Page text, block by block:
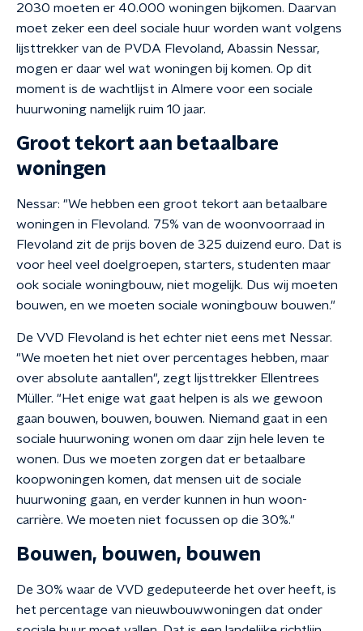
2030 moeten er 40.000 woningen bijkomen. Daarvan
moet zeker een deel sociale huur worden want volgens
lijsttrekker van de PVDA Flevoland, Abassin Nessar,
mogen er daar wel wat woningen bij komen. Op dit
moment is de wachtlijst in Almere voor een sociale
huurwoning namelijk ruim 10 jaar.
Groot tekort aan betaalbare
woningen
Nessar: "We hebben een groot tekort aan betaalbare
woningen in Flevoland. 75% van de woonvoorraad in
Flevoland zit de prijs boven de 325 duizend euro. Dat is
voor heel veel doelgroepen, starters, studenten maar
ook sociale woningbouw, niet mogelijk. Dus wij moeten
bouwen, en we moeten sociale woningbouw bouwen."
De VVD Flevoland is het echter niet eens met Nessar.
"We moeten het niet over percentages hebben, maar
over absolute aantallen", zegt lijsttrekker Ellentrees
Müller. "Het enige wat gaat helpen is als we gewoon
gaan bouwen, bouwen, bouwen. Niemand gaat in een
sociale huurwoning wonen om daar zijn hele leven te
wonen. Dus we moeten zorgen dat er betaalbare
koopwoningen komen, dat mensen uit de sociale
huurwoning gaan, en verder kunnen in hun woon-
carrière. We moeten niet focussen op die 30%."
Bouwen, bouwen, bouwen
De 30% waar de VVD gedeputeerde het over heeft, is
het percentage van nieuwbouwwoningen dat onder